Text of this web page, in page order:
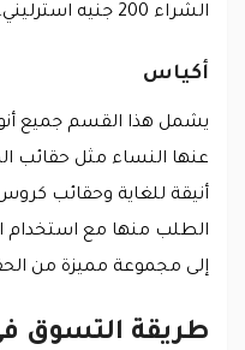
الشراء 200 جنيه استرليني.
أكياس
يشمل هذا القسم جميع
عنها النساء مثل حقائب
أنيقة للغاية وحقائب
الطلب منها مع استخدام
إلى مجموعة مميزة من
طريقة التسوق